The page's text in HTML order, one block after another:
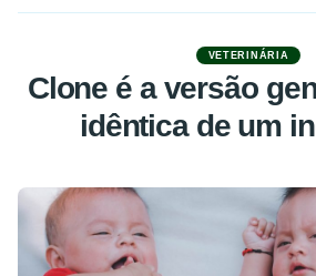
VETERINÁRIA
Clone é a versão
idêntica de um